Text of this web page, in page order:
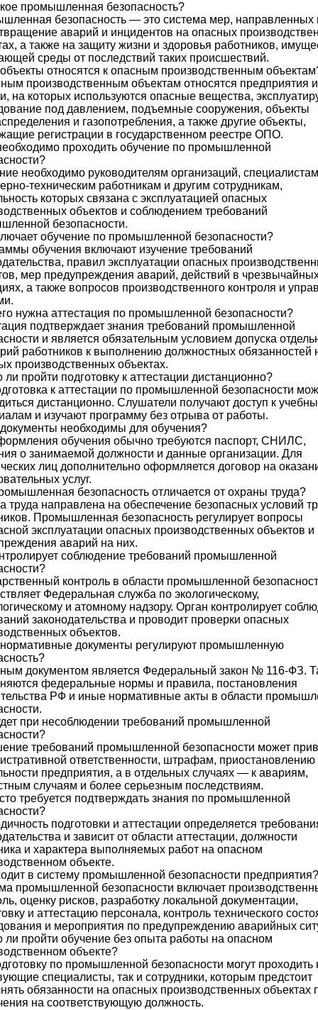
промышленная безопасность?
безопасность — это система мер, направленных
аварий и инцидентов на опасных
а также на защиту жизни и здоровья работников,
среды от последствий таких происшествий.
относятся к опасным производственным
производственным объектам относятся предприятия и
на которых используются опасные вещества,
под давлением, подъемные сооружения, объекты
и газопотребления, а также другие объекты,
регистрации в государственном реестре ОПО.
проходить обучение по промышленной
необходимо руководителям организаций,
техническим работникам и другим сотрудникам,
которых связана с эксплуатацией опасных
объектов и соблюдением требований
безопасности.
обучение по промышленной безопасности?
обучения включают изучение требований
правил эксплуатации опасных
мер предупреждения аварий, действий в
а также вопросов производственного контроля и
нужна аттестация по промышленной безопасности?
подтверждает знания требований промышленной
и является обязательным условием допуска
работников к выполнению должностных обязанностей
производственных объектах.
пройти подготовку к аттестации дистанционно?
к аттестации по промышленной безопасности
дистанционно. Слушатели получают доступ к
и изучают программу без отрыва от работы.
необходимы для обучения?
обучения обычно требуются паспорт, СНИЛС,
о занимаемой должности и данные организации. Для
лиц дополнительно оформляется договор на
услуг.
безопасность отличается от охраны труда?
труда направлена на обеспечение безопасных условий
Промышленная безопасность регулирует вопросы
эксплуатации опасных производственных объектов и
аварий на них.
соблюдение требований промышленной
контроль в области промышленной
Федеральная служба по экологическому,
и атомному надзору. Орган контролирует
законодательства и проводит проверки опасных
объектов.
документы регулируют промышленную
документом является Федеральный закон № 116-ФЗ.
федеральные нормы и правила, постановления
РФ и иные нормативные акты в области
при несоблюдении требований промышленной
требований промышленной безопасности может
ответственности, штрафам, приостановлению
предприятия, а в отдельных случаях — к авариям,
случаям и более серьезным последствиям.
требуется подтверждать знания по промышленной
подготовки и аттестации определяется
и зависит от области аттестации, должности
и характера выполняемых работ на опасном
объекте.
в систему промышленной безопасности предприятия?
промышленной безопасности включает
оценку рисков, разработку локальной документации,
и аттестацию персонала, контроль технического
и мероприятия по предупреждению аварийных
пройти обучение без опыта работы на опасном
объекте?
по промышленной безопасности могут проходить
специалисты, так и сотрудники, которым предстоит
обязанности на опасных производственных объектах
на соответствующую должность.